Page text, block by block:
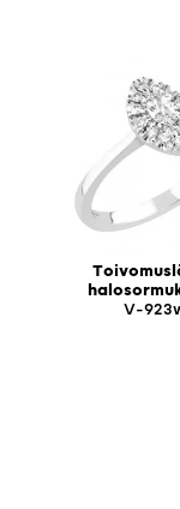
V-